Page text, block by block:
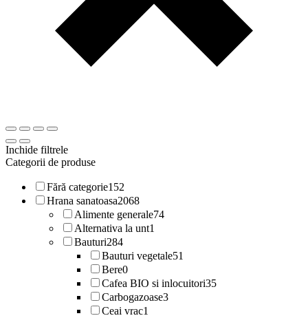
Inchide filtrele
Categorii de produse
Fără categorie152
Hrana sanatoasa2068
Alimente generale74
Alternativa la unt1
Bauturi284
Bauturi vegetale51
Bere0
Cafea BIO si inlocuitori35
Carbogazoase3
Ceai vrac1